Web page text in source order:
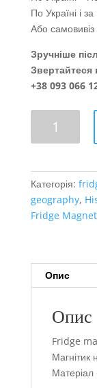
По Україні і
Або самовивіз
Зручніше
Звертайтеся
+38 093 066
кількість
Категорія:
geography,
Fridge
Опис
Опис
Fridge
Магнітик